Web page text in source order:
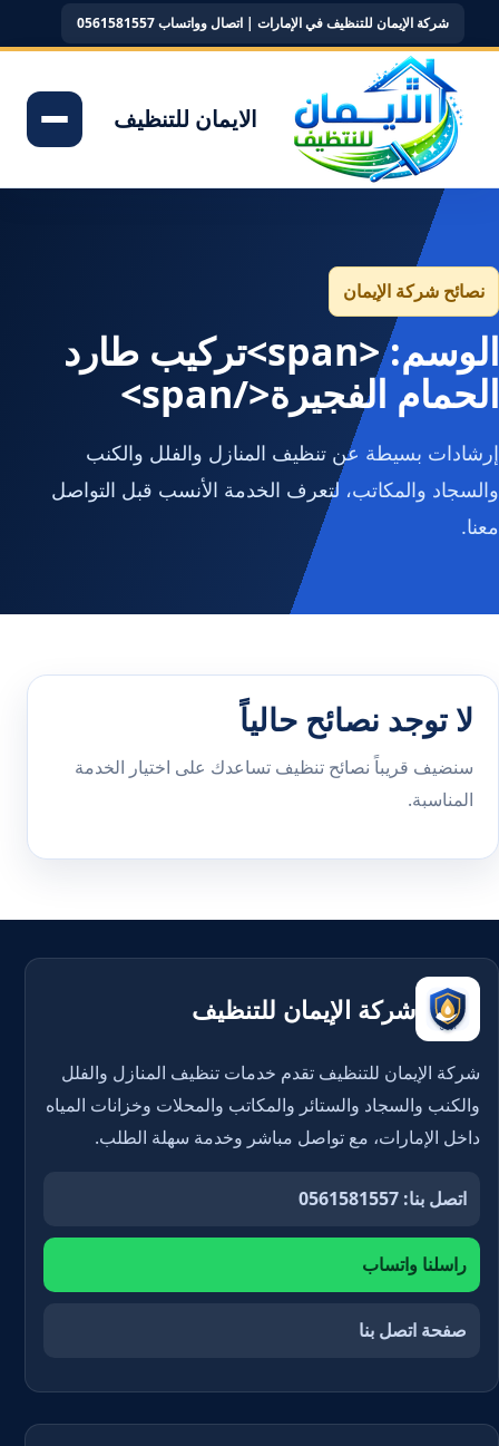
شركة الإيمان للتنظيف في الإمارات | اتصال وواتساب 0561581557
الايمان للتنظيف
نصائح شركة الإيمان
الوسم: <span>تركيب طارد
الحمام الفجيرة</span>
إرشادات بسيطة عن تنظيف المنازل والفلل والكنب
والسجاد والمكاتب، لتعرف الخدمة الأنسب قبل التواصل
معنا.
لا توجد نصائح حالياً
سنضيف قريباً نصائح تنظيف تساعدك على اختيار الخدمة
المناسبة.
شركة الإيمان للتنظيف
شركة الإيمان للتنظيف تقدم خدمات تنظيف المنازل والفلل
والكنب والسجاد والستائر والمكاتب والمحلات وخزانات المياه
داخل الإمارات، مع تواصل مباشر وخدمة سهلة الطلب.
اتصل بنا: 0561581557
راسلنا واتساب
صفحة اتصل بنا